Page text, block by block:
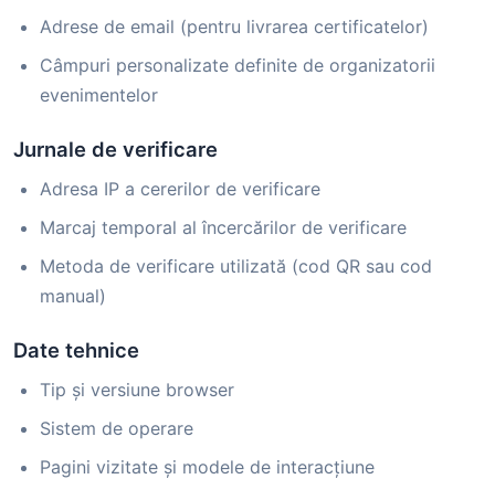
Adrese de email (pentru livrarea certificatelor)
Câmpuri personalizate definite de organizatorii
evenimentelor
Jurnale de verificare
Adresa IP a cererilor de verificare
Marcaj temporal al încercărilor de verificare
Metoda de verificare utilizată (cod QR sau cod
manual)
Date tehnice
Tip și versiune browser
Sistem de operare
Pagini vizitate și modele de interacțiune